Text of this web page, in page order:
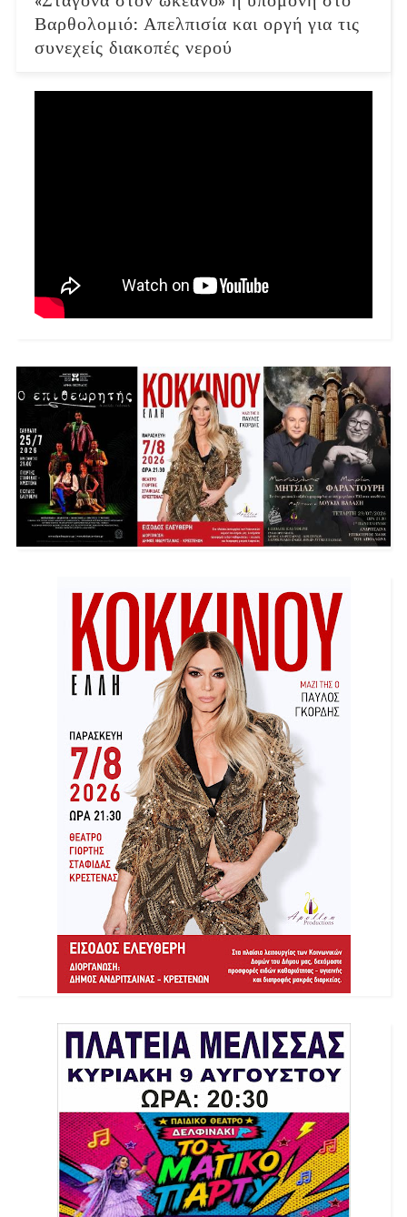
Βαρθολομιό: Απελπισία και οργή για τις
συνεχείς διακοπές νερού